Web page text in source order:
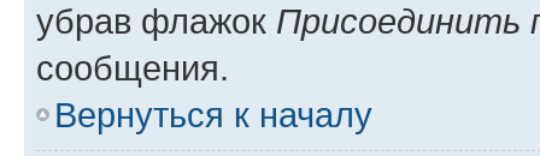
убрав флажок Присоединить
сообщения.
Вернуться к началу